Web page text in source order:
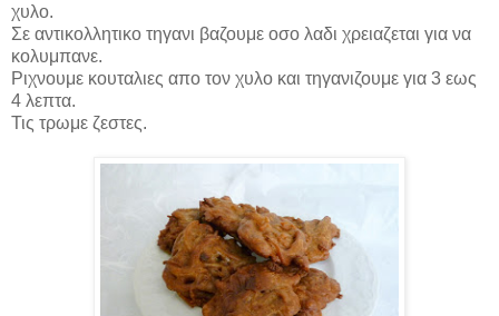
χυλο.
Σε αντικολλητικο τηγανι βαζουμε οσο λαδι χρειαζεται για να
κολυμπανε.
Ριχνουμε κουταλιες απο τον χυλο και τηγανιζουμε για 3 εως
4 λεπτα.
Τις τρωμε ζεστες.